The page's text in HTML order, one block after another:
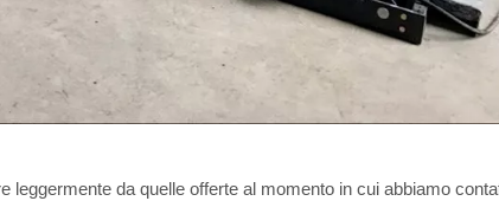
leggermente da quelle offerte al momento in cui abbiamo